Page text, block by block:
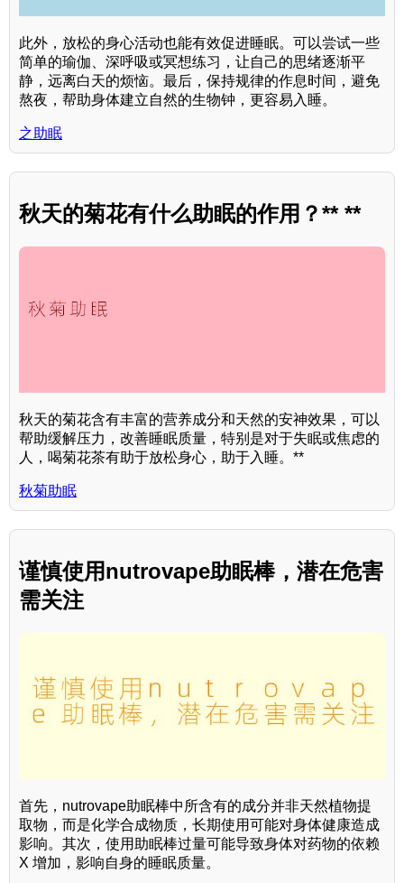
此外，放松的身心活动也能有效促进睡眠。可以尝试一些
简单的瑜伽、深呼吸或冥想练习，让自己的思绪逐渐平
静，远离白天的烦恼。最后，保持规律的作息时间，避免
熬夜，帮助身体建立自然的生物钟，更容易入睡。
之助眠
秋天的菊花有什么助眠的作用？** **
秋天的菊花含有丰富的营养成分和天然的安神效果，可以
帮助缓解压力，改善睡眠质量，特别是对于失眠或焦虑的
人，喝菊花茶有助于放松身心，助于入睡。**
秋菊助眠
谨慎使用nutrovape助眠棒，潜在危害
需关注
首先，nutrovape助眠棒中所含有的成分并非天然植物提
取物，而是化学合成物质，长期使用可能对身体健康造成
影响。其次，使用助眠棒过量可能导致身体对药物的依赖
X 增加，影响自身的睡眠质量。